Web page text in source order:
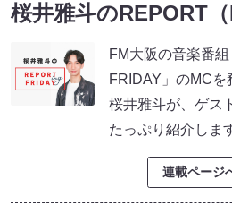
桜井雅斗のREPORT
FM大阪の音楽番
FRIDAY」のMCを
桜井雅斗が、ゲス
たっぷり紹介しま
連載ページ